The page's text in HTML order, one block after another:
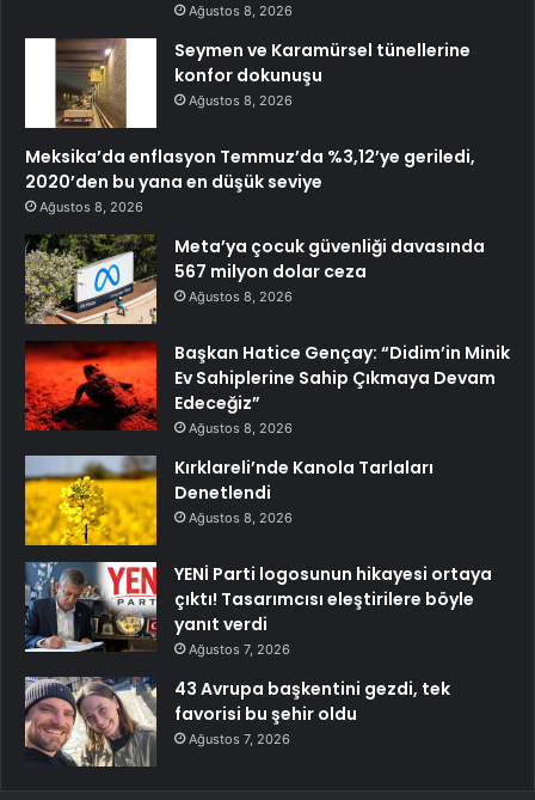
Ağustos 8, 2026
Seymen ve Karamürsel tünellerine
konfor dokunuşu
Ağustos 8, 2026
Meksika’da enflasyon Temmuz’da %3,12’ye geriledi,
2020’den bu yana en düşük seviye
Ağustos 8, 2026
Meta’ya çocuk güvenliği davasında
567 milyon dolar ceza
Ağustos 8, 2026
Başkan Hatice Gençay: “Didim’in Minik
Ev Sahiplerine Sahip Çıkmaya Devam
Edeceğiz”
Ağustos 8, 2026
Kırklareli’nde Kanola Tarlaları
Denetlendi
Ağustos 8, 2026
YENİ Parti logosunun hikayesi ortaya
çıktı! Tasarımcısı eleştirilere böyle
yanıt verdi
Ağustos 7, 2026
43 Avrupa başkentini gezdi, tek
favorisi bu şehir oldu
Ağustos 7, 2026